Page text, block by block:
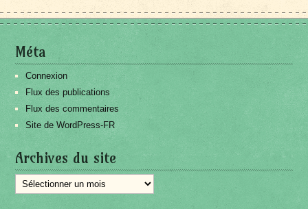
Méta
Connexion
Flux des publications
Flux des commentaires
Site de WordPress-FR
Archives du site
Archives
du